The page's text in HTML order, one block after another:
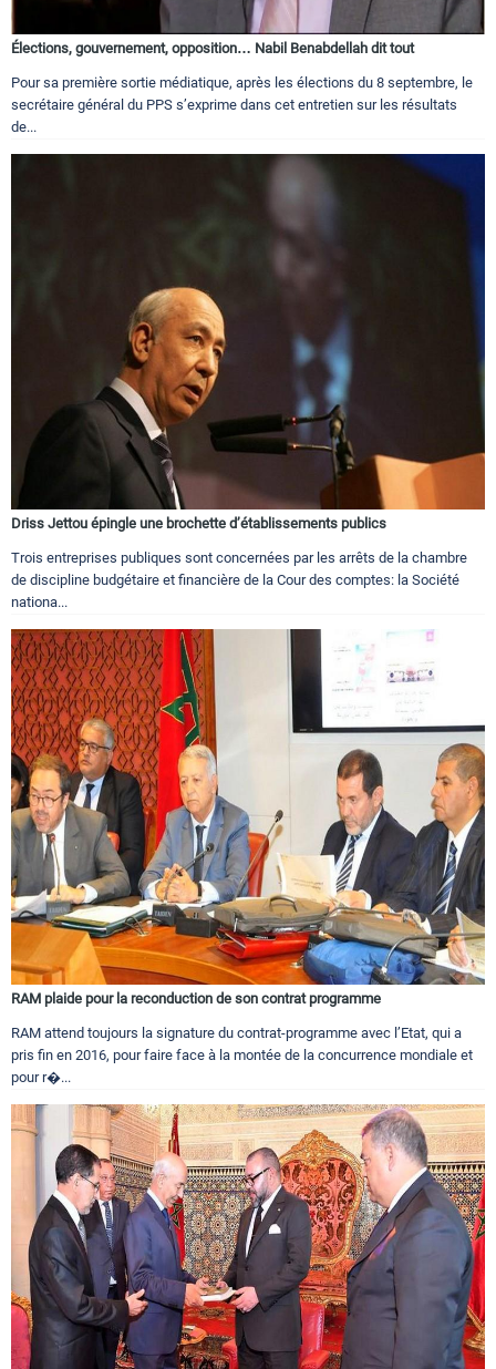
Élections, gouvernement, opposition… Nabil Benabdellah dit tout
Pour sa première sortie médiatique, après les élections du 8 septembre, le
secrétaire général du PPS s’exprime dans cet entretien sur les résultats
de...
Driss Jettou épingle une brochette d’établissements publics
Trois entreprises publiques sont concernées par les arrêts de la chambre
de discipline budgétaire et financière de la Cour des comptes: la Société
nationa...
RAM plaide pour la reconduction de son contrat programme
RAM attend toujours la signature du contrat-programme avec l’Etat, qui a
pris fin en 2016, pour faire face à la montée de la concurrence mondiale et
pour r�...